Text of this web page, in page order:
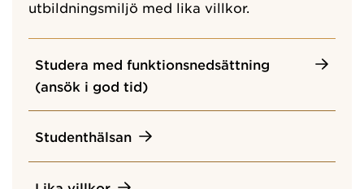
utbildningsmiljö med lika villkor.
Studera med funktionsnedsättning
(ansök i god tid)
Studenthälsan